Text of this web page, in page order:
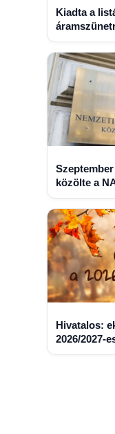
Kiadta a
közölte a
Hivatalos:
2026/2027-